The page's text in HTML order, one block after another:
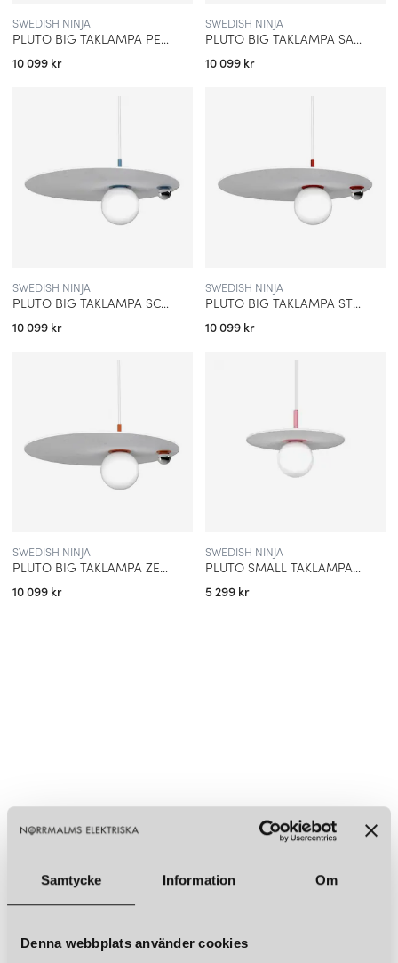
Samtycke Information Om
Denna webbplats använder cookies
SWEDISH NINJA
PLUTO BIG TAKLAMPA PEACOCK GREEN
10 099 kr
SWEDISH NINJA
PLUTO BIG TAKLAMPA SANDCASTLE OCHRE
10 099 kr
SWEDISH NINJA
PLUTO BIG TAKLAMPA SCANDI BLUE
10 099 kr
SWEDISH NINJA
PLUTO BIG TAKLAMPA STRAWBERRY RED
10 099 kr
SWEDISH NINJA
PLUTO BIG TAKLAMPA ZESTY ORANGE
10 099 kr
SWEDISH NINJA
PLUTO SMALL TAKLAMPA BUBBELGUM PINK
5 299 kr